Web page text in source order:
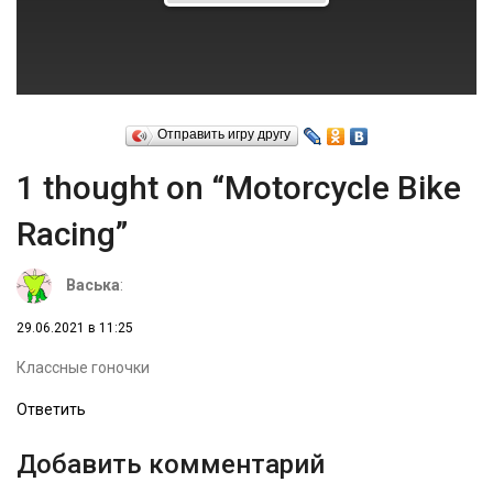
Отправить игру другу
1 thought on “Motorcycle Bike
Racing”
Васька:
29.06.2021 в 11:25
Классные гоночки
Ответить
Добавить комментарий